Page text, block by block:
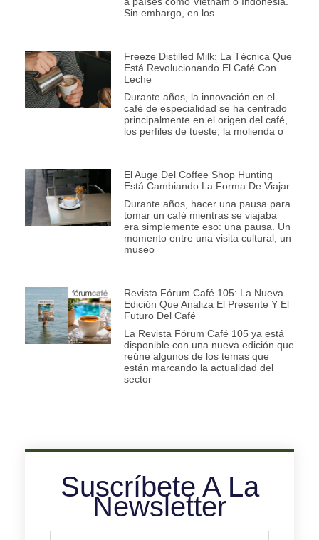
Sin embargo, en los
Freeze Distilled Milk: La Técnica Que
Está Revolucionando El Café Con
Leche
Durante años, la innovación en el
café de especialidad se ha centrado
principalmente en el origen del café,
los perfiles de tueste, la molienda o
El Auge Del Coffee Shop Hunting
Está Cambiando La Forma De Viajar
Durante años, hacer una pausa para
tomar un café mientras se viajaba
era simplemente eso: una pausa. Un
momento entre una visita cultural, un
museo
Revista Fórum Café 105: La Nueva
Edición Que Analiza El Presente Y El
Futuro Del Café
La Revista Fórum Café 105 ya está
disponible con una nueva edición que
reúne algunos de los temas que
están marcando la actualidad del
sector
Suscríbete A La
Newsletter